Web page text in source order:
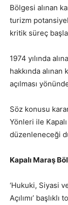
Bölgesi alınan
turizm
kritik süreç
1974 yılında
hakkında
açılması
Söz konusu
Yönleri ile Kapalı
düzenleneceği
Kapalı Maraş
‘Hukuki, Siyasi
Açılımı’